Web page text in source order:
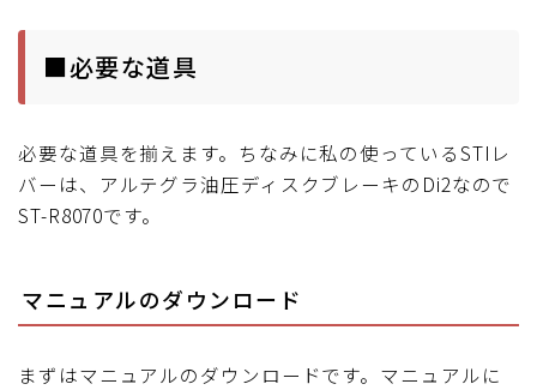
■必要な道具
必要な道具を揃えます。ちなみに私の使っているSTIレ
バーは、アルテグラ油圧ディスクブレーキのDi2なので
ST-R8070です。
マニュアルのダウンロード
まずはマニュアルのダウンロードです。マニュアルに